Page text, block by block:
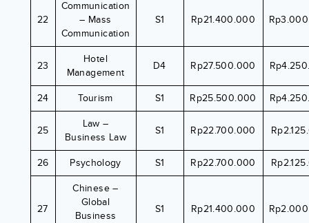
22
Communication
– Mass
Communication
S1 Rp21.400.000
23
Hotel
Management
D4 Rp27.500.000
24 Tourism S1 Rp25.500.000
25
Law –
Business Law
S1 Rp22.700.000
26 Psychology S1 Rp22.700.000
27
Chinese –
Global
Business
S1 Rp21.400.000